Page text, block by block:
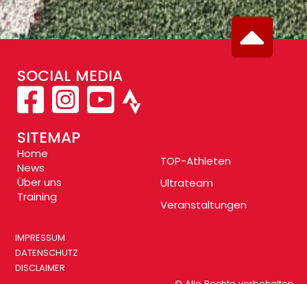
SOCIAL MEDIA
SITEMAP
Home
News
Über uns
Training
TOP-Athleten
Ultrateam
Veranstaltungen
IMPRESSUM
DATENSCHUTZ
DISCLAIMER